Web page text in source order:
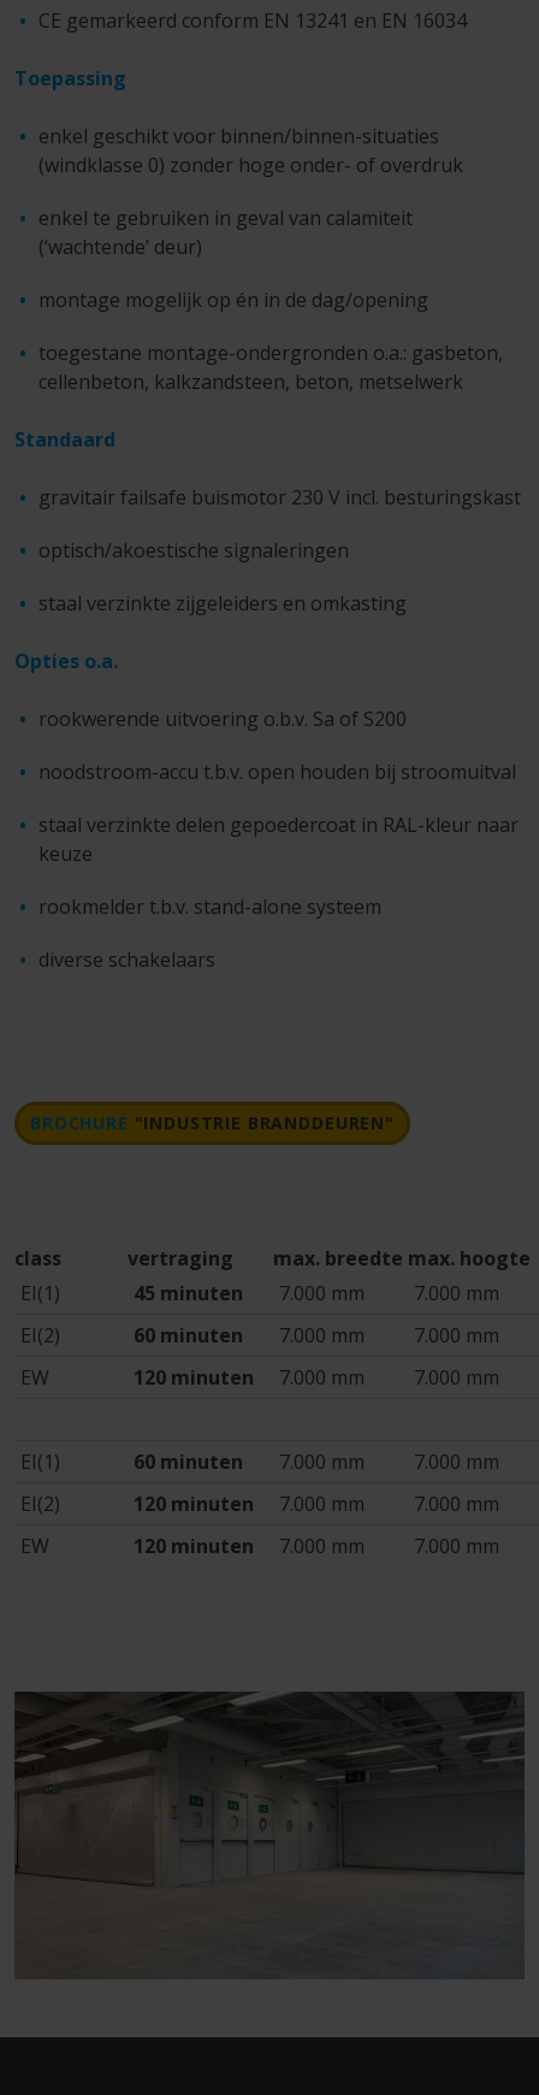
CE gemarkeerd conform EN 13241 en EN 16034
Toepassing
enkel geschikt voor binnen/binnen-situaties
(windklasse 0) zonder hoge onder- of overdruk
enkel te gebruiken in geval van calamiteit
(‘wachtende’ deur)
montage mogelijk op én in de dag/opening
toegestane montage-ondergronden o.a.: gasbeton,
cellenbeton, kalkzandsteen, beton, metselwerk
Standaard
gravitair failsafe buismotor 230 V incl. besturingskast
optisch/akoestische signaleringen
staal verzinkte zijgeleiders en omkasting
Opties o.a.
rookwerende uitvoering o.b.v. Sa of S200
noodstroom-accu t.b.v. open houden bij stroomuitval
staal verzinkte delen gepoedercoat in RAL-kleur naar
keuze
rookmelder t.b.v. stand-alone systeem
diverse schakelaars
BROCHURE "INDUSTRIE BRANDDEUREN"
class vertraging max. breedte max. hoogte
EI(1)
45 minuten 7.000 mm
7.000 mm
EI(2)
60 minuten 7.000 mm
7.000 mm
EW
120 minuten 7.000 mm 7.000 mm
EI(1) 60 minuten 7.000 mm
7.000 mm
EI(2)
120 minuten 7.000 mm
7.000 mm
EW
120 minuten 7.000 mm 7.000 mm